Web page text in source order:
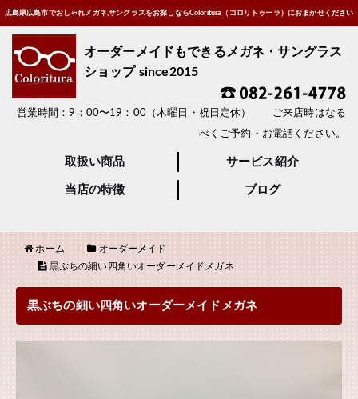
広島県広島市でおしゃれメガネ,サングラスをお探しならColoritura（コロリトゥーラ）におまかせください
オーダーメイドもできるメガネ・サングラス
ショップ since2015
営業時間：9：00〜19：00（木曜日・祝日定休） ご来店時はなる
べくご予約・お電話ください。
取扱い商品 サービス紹介
当店の特徴 ブログ
ホーム
オーダーメイド
黒ぶちの細い四角いオーダーメイドメガネ
黒ぶちの細い四角いオーダーメイドメガネ